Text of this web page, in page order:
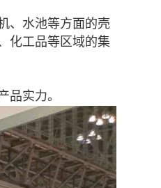
、水池等方面的壳
化工品等区域的集
品实力。